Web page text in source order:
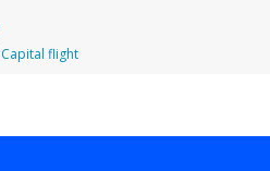
Capital flight